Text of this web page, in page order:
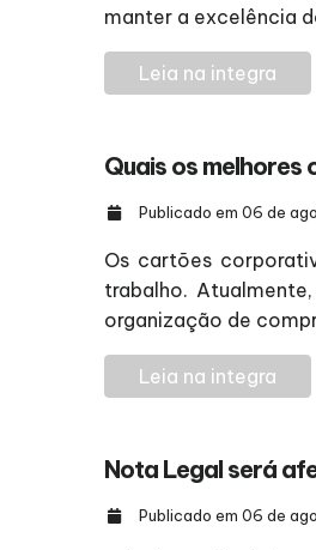
manter a excelência
Leia na integra
Quais os
Publicado em 06 de
Os cartões
trabalho.
organização de
Leia na integra
Nota Legal será
Publicado em 06 de